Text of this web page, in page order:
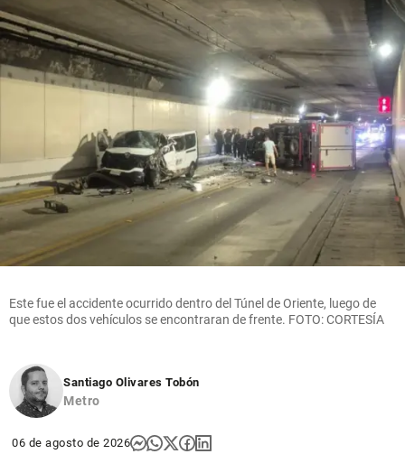
Este fue el accidente ocurrido dentro del Túnel de Oriente, luego de
que estos dos vehículos se encontraran de frente. FOTO: CORTESÍA
Santiago Olivares Tobón
Metro
06 de agosto de 2026